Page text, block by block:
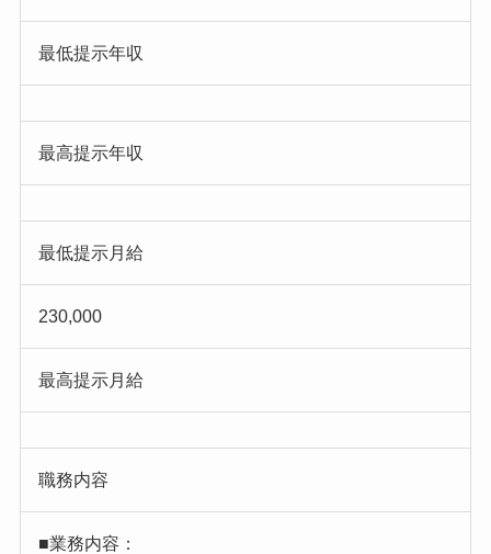
最低提示年収
最高提示年収
最低提示月給
230,000
最高提示月給
職務内容
■業務内容：